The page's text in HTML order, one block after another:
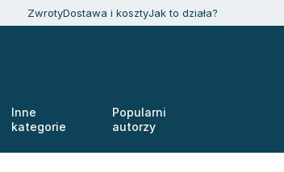
ZwrotyDostawa i kosztyJak to działa?
Inne
kategorie
Popularni
autorzy